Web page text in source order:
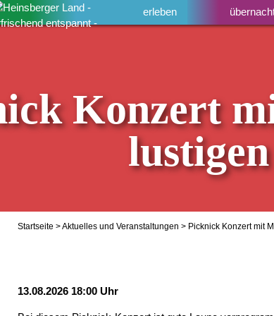
erleben
Konzert
Startseite >Aktuelles und Veranstaltungen > Picknick Konzert mit
13.08.2026 18:00 Uhr